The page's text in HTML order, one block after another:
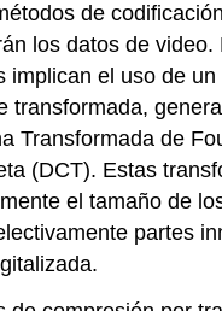
de
los datos de video.
implican el uso de
transformada,
Transformada de
(DCT). Estas
el tamaño de
partes